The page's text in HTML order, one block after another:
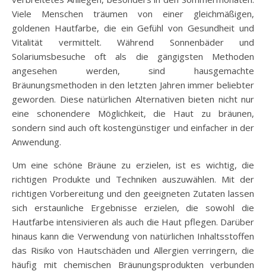
Viele Menschen träumen von einer gleichmäßigen,
goldenen Hautfarbe, die ein Gefühl von Gesundheit und
Vitalität vermittelt. Während Sonnenbäder und
Solariumsbesuche oft als die gängigsten Methoden
angesehen werden, sind hausgemachte
Bräunungsmethoden in den letzten Jahren immer beliebter
geworden. Diese natürlichen Alternativen bieten nicht nur
eine schonendere Möglichkeit, die Haut zu bräunen,
sondern sind auch oft kostengünstiger und einfacher in der
Anwendung.
Um eine schöne Bräune zu erzielen, ist es wichtig, die
richtigen Produkte und Techniken auszuwählen. Mit der
richtigen Vorbereitung und den geeigneten Zutaten lassen
sich erstaunliche Ergebnisse erzielen, die sowohl die
Hautfarbe intensivieren als auch die Haut pflegen. Darüber
hinaus kann die Verwendung von natürlichen Inhaltsstoffen
das Risiko von Hautschäden und Allergien verringern, die
häufig mit chemischen Bräunungsprodukten verbunden